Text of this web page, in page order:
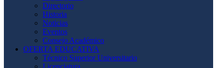
Directorio
Historia
Noticias
Eventos
Consejo Académico
OFERTA EDUCATIVA
Técnico Superior Universitario
Licenciatura